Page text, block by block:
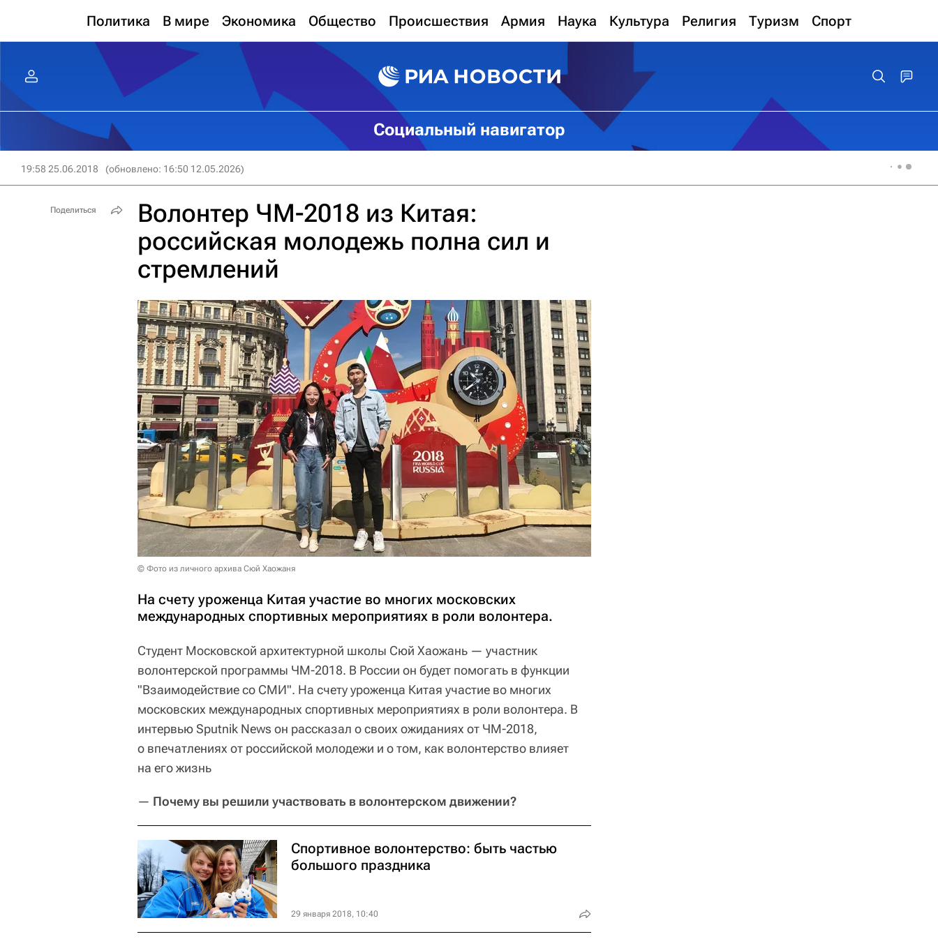
Политика В мире Экономика Общество Происшествия Армия Наука Культура Религия Туризм Спорт
Социальный навигатор
19:58 25.06.2018 (обновлено: 16:50 12.05.2026)
Волонтер ЧМ-2018 из Китая:
российская молодежь полна сил и
стремлений
© Фото из личного архива Сюй Хаожаня
На счету уроженца Китая участие во многих московских
международных спортивных мероприятиях в роли волонтера.
Студент Московской архитектурной школы Сюй Хаожань — участник
волонтерской программы ЧМ-2018. В России он будет помогать в функции
"Взаимодействие со СМИ". На счету уроженца Китая участие во многих
московских международных спортивных мероприятиях в роли волонтера. В
интервью Sputnik News он рассказал о своих ожиданиях от ЧМ-2018,
о впечатлениях от российской молодежи и о том, как волонтерство влияет
на его жизнь
— Почему вы решили участвовать в волонтерском движении?
Спортивное волонтерство: быть частью
большого праздника
29 января 2018, 10:40
Поделиться